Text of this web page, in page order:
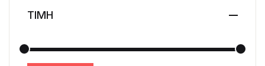
ΤΙΜΗ